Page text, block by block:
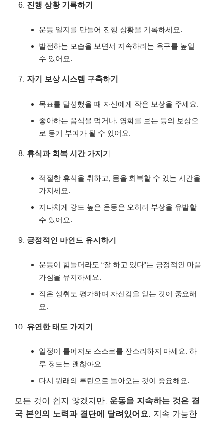
진행 상황 기록하기
운동 일지를 만들어 진행 상황을 기록하세요.
발전하는 모습을 보면서 지속하려는 욕구를 높일
수 있어요.
자기 보상 시스템 구축하기
목표를 달성했을 때 자신에게 작은 보상을 주세요.
좋아하는 음식을 먹거나, 영화를 보는 등의 보상으
로 동기 부여가 될 수 있어요.
휴식과 회복 시간 가지기
적절한 휴식을 취하고, 몸을 회복할 수 있는 시간을
가지세요.
지나치게 강도 높은 운동은 오히려 부상을 유발할
수 있어요.
긍정적인 마인드 유지하기
운동이 힘들더라도 “잘 하고 있다”는 긍정적인 마음
가짐을 유지하세요.
작은 성취도 평가하며 자신감을 얻는 것이 중요해
요.
유연한 태도 가지기
일정이 틀어져도 스스로를 잔소리하지 마세요. 하
루 정도는 괜찮아요.
다시 원래의 루틴으로 돌아오는 것이 중요해요.
모든 것이 쉽지 않겠지만, 운동을 지속하는 것은 결
국 본인의 노력과 결단에 달려있어요. 지속 가능한